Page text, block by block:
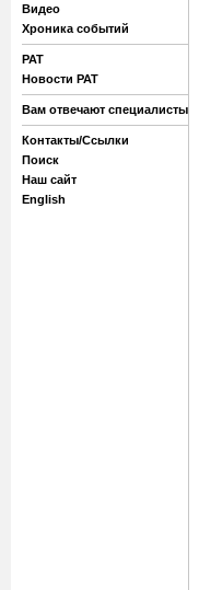
Видео
Хроника событий
РАТ
Новости РАТ
Вам отвечают специалисты
Контакты/Ссылки
Поиск
Наш сайт
English